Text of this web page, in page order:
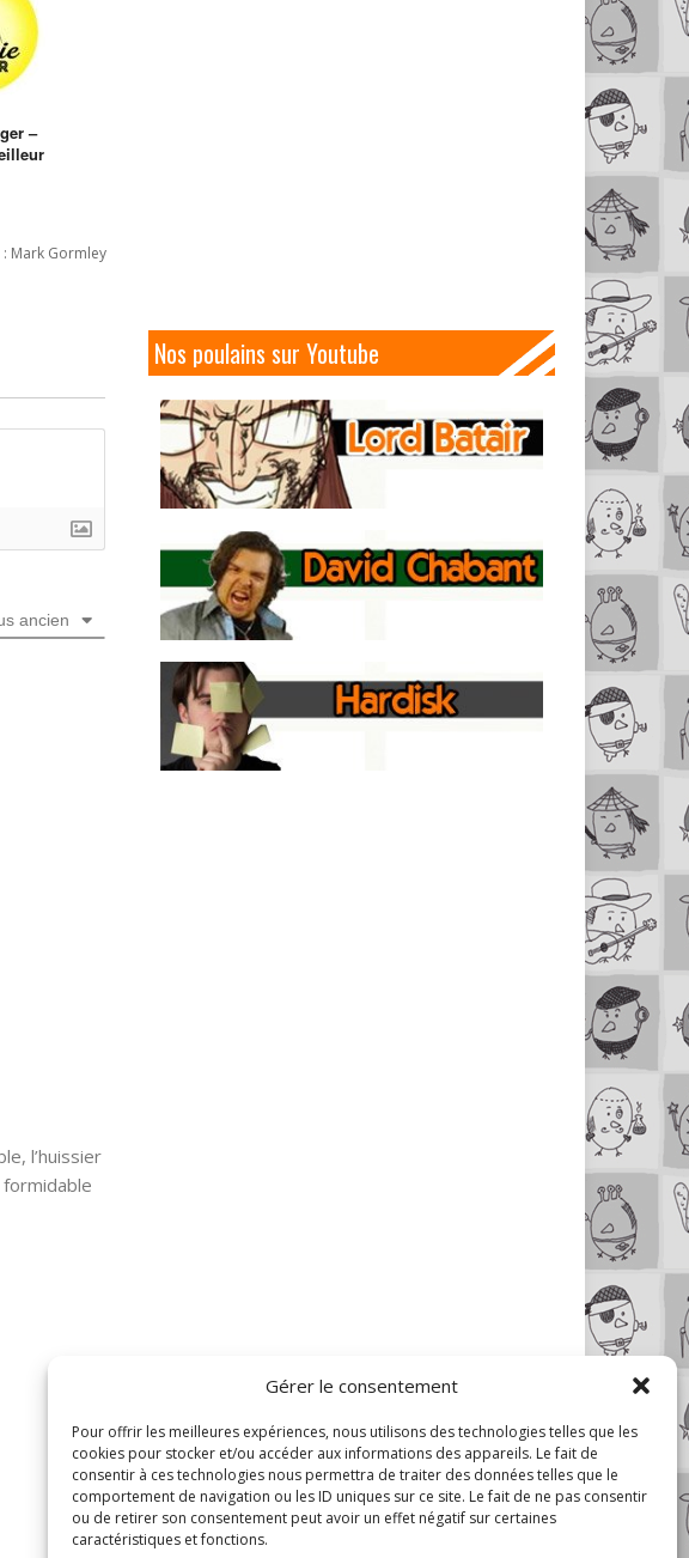
Gérer le consentement
Pour offrir les meilleures expériences, nous utilisons des technologies telles que les
cookies pour stocker et/ou accéder aux informations des appareils. Le fait de
consentir à ces technologies nous permettra de traiter des données telles que le
comportement de navigation ou les ID uniques sur ce site. Le fait de ne pas consentir
ou de retirer son consentement peut avoir un effet négatif sur certaines
caractéristiques et fonctions.
–
Mark Gormley
ancien
l’huissier
formidable
Nos poulains sur Youtube